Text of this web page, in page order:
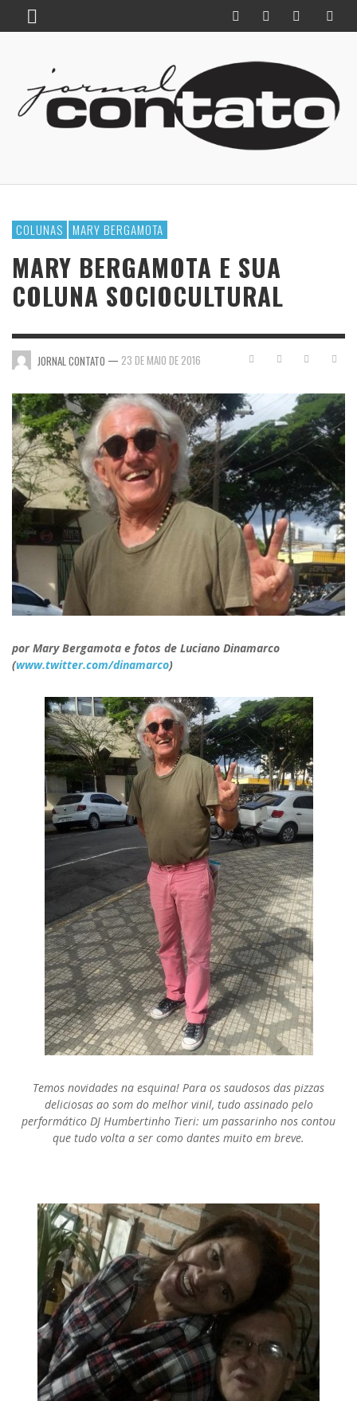
COLUNAS MARY BERGAMOTA
MARY BERGAMOTA E SUA
COLUNA SOCIOCULTURAL
JORNAL CONTATO — 23 DE MAIO DE 2016
por Mary Bergamota e fotos de Luciano Dinamarco
(www.twitter.com/dinamarco)
Temos novidades na esquina! Para os saudosos das pizzas
deliciosas ao som do melhor vinil, tudo assinado pelo
performático DJ Humbertinho Tieri: um passarinho nos contou
que tudo volta a ser como dantes muito em breve.